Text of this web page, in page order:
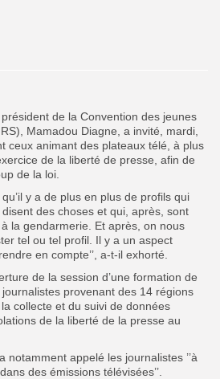
Search
Button
de la Convention des jeunes
Mamadou Diagne, a invité, mardi,
ceux animant des plateaux télé, à plus
de la liberté de presse, afin de
de la loi.
qu’il y a de plus en plus de profils qui
des choses et qui, après, sont
la gendarmerie. Et après, on nous
tel ou tel profil. Il y a un aspect
en compte’’, a-t-il exhorté.
de la session d’une formation de
provenant des 14 régions
collecte et du suivi de données
de la liberté de la presse au
notamment appelé les journalistes ’’à
des émissions télévisées’’.